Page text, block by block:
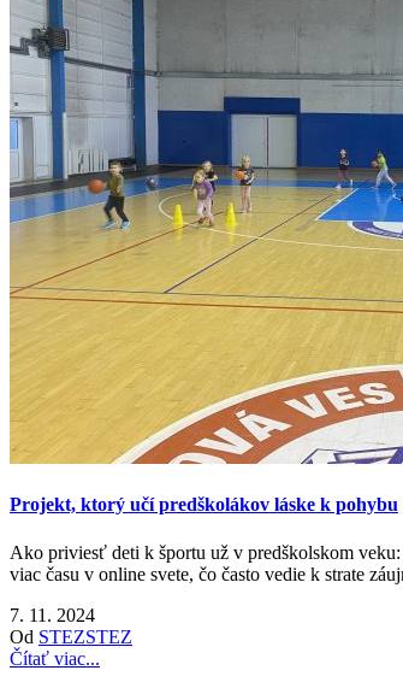
Projekt, ktorý učí predškolákov láske k pohybu
Ako priviesť deti k športu už v predškolskom
viac času v online svete, čo často vedie k strate
7. 11. 2024
Od STEZSTEZ
Čítať viac...